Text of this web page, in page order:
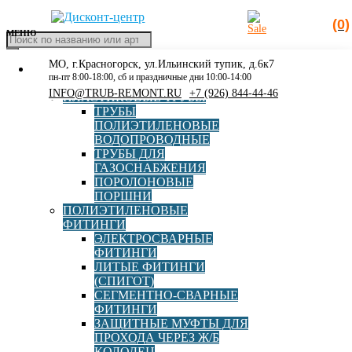
(0)
Поиск
товаров
МЕНЮ
КАТАЛОГ
РАСПРОДАЖА
ПЛАСТИКОВЫЕ ТРУБЫ
ТРУБЫ
ПОЛИЭТИЛЕНОВЫЕ
ВОДОПРОВОДНЫЕ
ТРУБЫ ДЛЯ
ГАЗОСНАБЖЕНИЯ
ПОРОЛОНОВЫЕ
ПОРШНИ
ПОЛИЭТИЛЕНОВЫЕ
ФИТИНГИ
ЭЛЕКТРОСВАРНЫЕ
ФИТИНГИ
ЛИТЫЕ ФИТИНГИ
(СПИГОТ)
СЕГМЕНТНО-СВАРНЫЕ
ФИТИНГИ
ЗАЩИТНЫЕ МУФТЫ ДЛЯ
ПРОХОДА ЧЕРЕЗ Ж/Б
МО, г.Красногорск, ул.Ильинский тупик, д.6к7
пн-пт 8:00-18:00, сб и праздничные дни 10:00-14:00
INFO@TRUB-REMONT.RU +7 (926) 844-44-46
Главная »Каталог» Полиэтиленовые фитинги
Электросварные фитинги»Седелочный отвод Georg Fischer
d125х90 с ответной частью электросварной
Седелочный отвод Georg
Fischer d125х90 с ответной
частью электросварной
193135019
Бренд Georg Fischer